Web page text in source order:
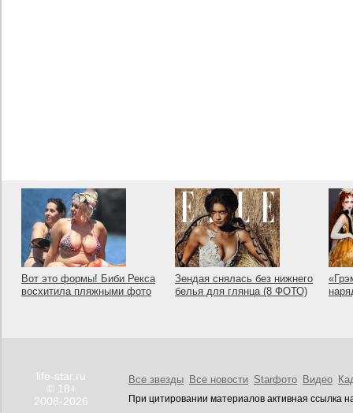
Вот это формы! Биби Рекса
восхитила пляжными фото
Зендая снялась без нижнего
белья для глянца (8 ФОТО)
life-star.ru
© 18+
2008-2026
Все звезды Все новости Starфото Видео
При цитировании материалов активная ссылка